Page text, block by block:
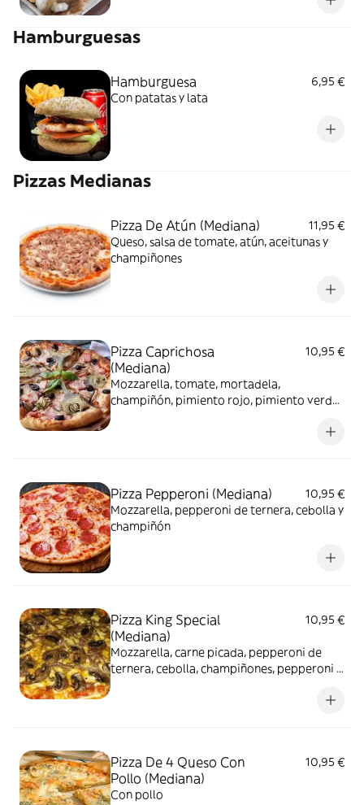
Hamburguesas
Hamburguesa
6,95 €
Con patatas y lata
Pizzas Medianas
Pizza De Atún (Mediana)
11,95 €
Queso, salsa de tomate, atún, aceitunas y
champiñones
Pizza Caprichosa
(Mediana)
10,95 €
Mozzarella, tomate, mortadela,
champiñón, pimiento rojo, pimiento verde
Pizza Pepperoni (Mediana)
10,95 €
Mozzarella, pepperoni de ternera, cebolla y
champiñón
Pizza King Special
(Mediana)
10,95 €
Mozzarella, carne picada, pepperoni de
ternera, cebolla, champiñones, pepperoni y
Pizza De 4 Queso Con
Pollo (Mediana)
10,95 €
Con pollo